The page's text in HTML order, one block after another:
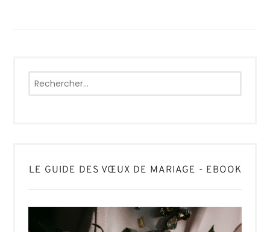
LE GUIDE DES VŒUX DE MARIAGE - EBOOK